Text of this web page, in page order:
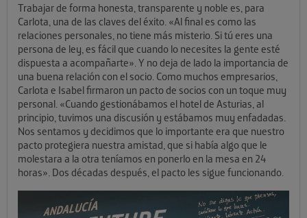
Trabajar de forma honesta, transparente y noble es, para
Carlota, una de las claves del éxito. «Al final es como las
relaciones personales, no tiene más misterio. Si tú eres una
persona de ley, es fácil que cuando lo necesites la gente esté
dispuesta a acompañarte». Y no deja de lado la importancia de
una buena relación con el socio. Como muchos empresarios,
Carlota e Isabel firmaron un pacto de socios con un toque muy
personal. «Cuando gestionábamos el hotel de Asturias, al
principio, tuvimos una discusión y estábamos muy enfadadas.
Nos sentamos y decidimos que lo importante era que nuestro
pacto protegiera nuestra amistad, que si había algo que le
molestara a la otra teníamos en ponerlo en la mesa en 24
horas». Dos décadas después, el pacto les sigue funcionando.